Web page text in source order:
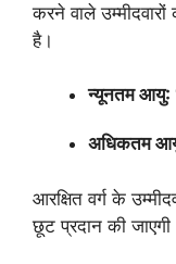
करने वाले
है।
न्यूनतम आयु:
अधिकतम
आरक्षित वर्ग के
छूट प्रदान की